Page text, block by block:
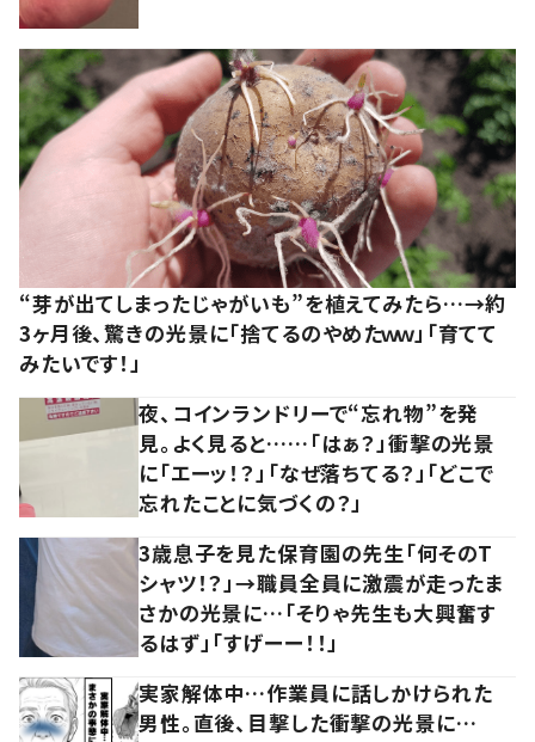
“芽が出てしまったじゃがいも”を植えてみたら…→約
3ヶ月後、驚きの光景に「捨てるのやめたｗｗ」「育てて
みたいです！」
夜、コインランドリーで“忘れ物”を発
見。よく見ると……「はぁ？」衝撃の光景
に「エーッ！？」「なぜ落ちてる？」「どこで
忘れたことに気づくの？」
3歳息子を見た保育園の先生「何そのT
シャツ！？」→職員全員に激震が走ったま
さかの光景に…「そりゃ先生も大興奮す
るはず」「すげーー！！」
実家解体中…作業員に話しかけられた
男性。直後、目撃した衝撃の光景に…